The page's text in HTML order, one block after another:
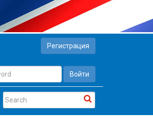
Регистрация
Войти